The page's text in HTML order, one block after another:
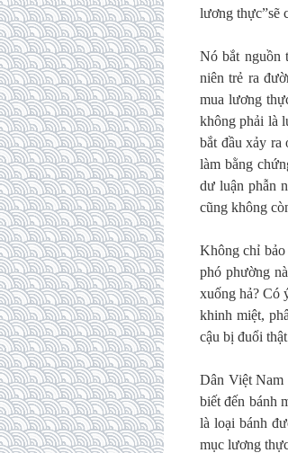
lương thực”sẽ
Nó bắt nguồn
niên trẻ ra
mua lương
không phải là
bắt đầu xảy ra
làm bằng
dư luận phẫn
cũng không
Không chỉ bảo
phó phường
xuống hả? Có
khinh miệt,
cậu bị đuổi
Dân Việt Nam
biết đến bánh
là loại bánh
mục lương